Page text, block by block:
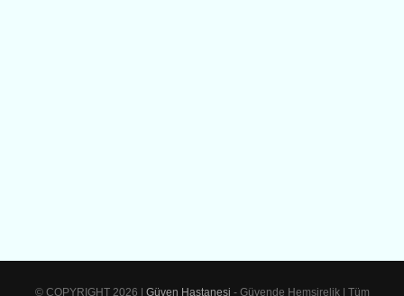
© COPYRIGHT 2026 | Güven Hastanesi - Güvende Hemşirelik | Tüm